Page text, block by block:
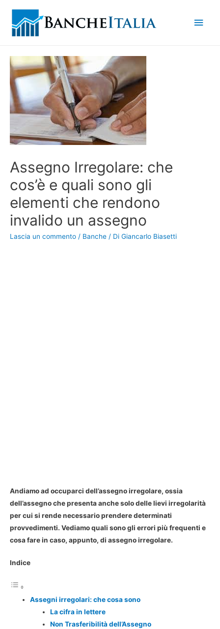
Assegno Irregolare: che
cos’è e quali sono gli
elementi che rendono
invalido un assegno
Lascia un commento / Banche / Di Giancarlo Biasetti
Andiamo ad occuparci dell’assegno irregolare, ossia
dell’assegno che presenta anche solo delle lievi irregolarità
per cui si rende necessario prendere determinati
provvedimenti. Vediamo quali sono gli errori più frequenti e
cosa fare in caso, appunto, di assegno irregolare.
Indice
Assegni irregolari: che cosa sono
La cifra in lettere
Non Trasferibilità dell’Assegno